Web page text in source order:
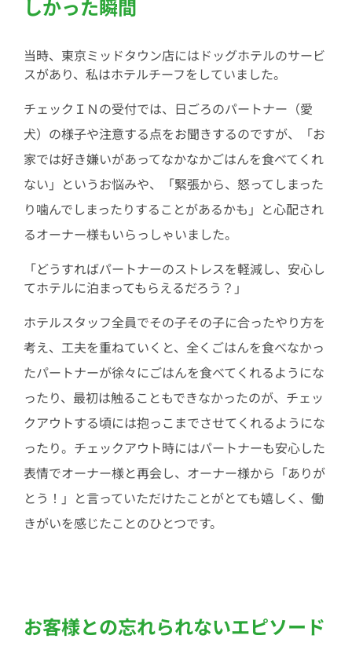
しかった瞬間
当時、東京ミッドタウン店にはドッグホテルのサービ
スがあり、私はホテルチーフをしていました。
チェックＩＮの受付では、日ごろのパートナー（愛
犬）の様子や注意する点をお聞きするのですが、「お
家では好き嫌いがあってなかなかごはんを食べてくれ
ない」というお悩みや、「緊張から、怒ってしまった
り噛んでしまったりすることがあるかも」と心配され
るオーナー様もいらっしゃいました。
「どうすればパートナーのストレスを軽減し、安心し
てホテルに泊まってもらえるだろう？」
ホテルスタッフ全員でその子その子に合ったやり方を
考え、工夫を重ねていくと、全くごはんを食べなかっ
たパートナーが徐々にごはんを食べてくれるようにな
ったり、最初は触ることもできなかったのが、チェッ
クアウトする頃には抱っこまでさせてくれるようにな
ったり。チェックアウト時にはパートナーも安心した
表情でオーナー様と再会し、オーナー様から「ありが
とう！」と言っていただけたことがとても嬉しく、働
きがいを感じたことのひとつです。
お客様との忘れられないエピソード